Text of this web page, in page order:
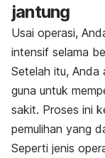
jantung
Usai operasi,
intensif selama
Setelah itu, Anda
guna untuk
sakit. Proses ini
pemulihan yang
Seperti jenis